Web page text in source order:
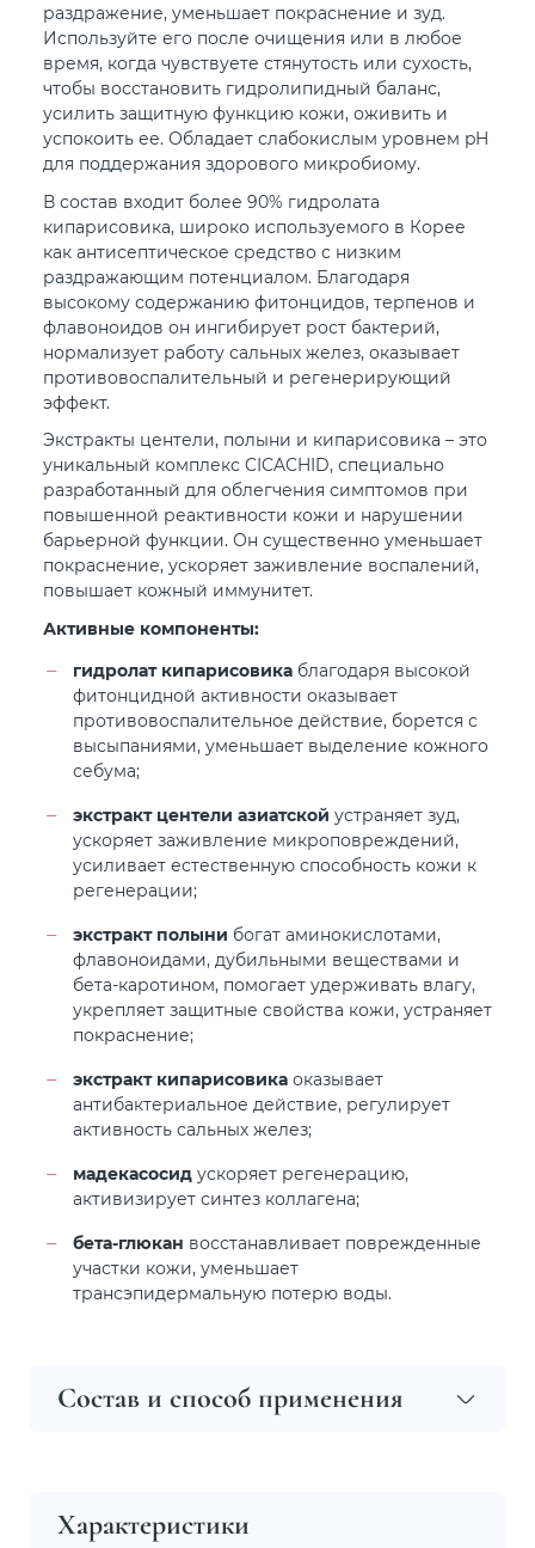
раздражение, уменьшает покраснение и зуд.
Используйте его после очищения или в любое
время, когда чувствуете стянутость или сухость,
чтобы восстановить гидролипидный баланс,
усилить защитную функцию кожи, оживить и
успокоить ее. Обладает слабокислым уровнем pH
для поддержания здорового микробиому.
В состав входит более 90% гидролата
кипарисовика, широко используемого в Корее
как антисептическое средство с низким
раздражающим потенциалом. Благодаря
высокому содержанию фитонцидов, терпенов и
флавоноидов он ингибирует рост бактерий,
нормализует работу сальных желез, оказывает
противовоспалительный и регенерирующий
эффект.
Экстракты центели, полыни и кипарисовика – это
уникальный комплекс CICACHID, специально
разработанный для облегчения симптомов при
повышенной реактивности кожи и нарушении
барьерной функции. Он существенно уменьшает
покраснение, ускоряет заживление воспалений,
повышает кожный иммунитет.
Активные компоненты:
гидролат кипарисовика благодаря высокой
фитонцидной активности оказывает
противовоспалительное действие, борется с
высыпаниями, уменьшает выделение кожного
себума;
экстракт центели азиатской устраняет зуд,
ускоряет заживление микроповреждений,
усиливает естественную способность кожи к
регенерации;
экстракт полыни богат аминокислотами,
флавоноидами, дубильными веществами и
бета-каротином, помогает удерживать влагу,
укрепляет защитные свойства кожи, устраняет
покраснение;
экстракт кипарисовика оказывает
антибактериальное действие, регулирует
активность сальных желез;
мадекасосид ускоряет регенерацию,
активизирует синтез коллагена;
бета-глюкан восстанавливает поврежденные
участки кожи, уменьшает
трансэпидермальную потерю воды.
Состав и способ применения
Характеристики